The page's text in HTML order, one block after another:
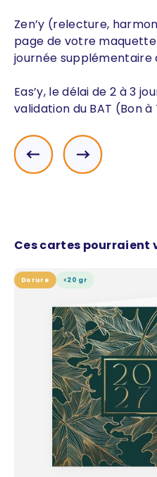
Zen’y (relecture,
page de votre
journée
Eas’y, le délai de 2 à 3
validation du BAT (Bon
PrécédentSuivant
Ces cartes pourraient
Dorure <20 gr